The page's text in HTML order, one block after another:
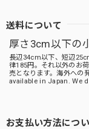
送料について
厚さ3cm以下の
長辺34cm以下、短辺
律185円。それ以外のお
売となります。海外へ
available in Japan. We
お支払い方法につ